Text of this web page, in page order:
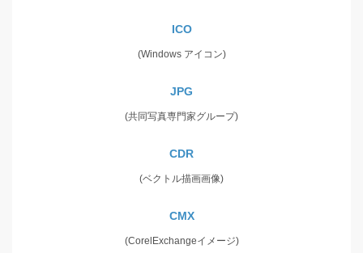
ICO
(Windows アイコン)
JPG
(共同写真専門家グループ)
CDR
(ベクトル描画画像)
CMX
(CorelExchangeイメージ)